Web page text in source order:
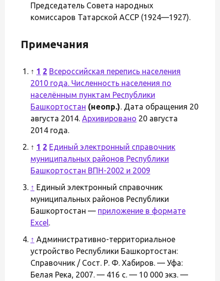
Председатель Совета народных
комиссаров Татарской АССР (1924—1927).
Примечания
↑ 1 2 Всероссийская перепись населения
2010 года. Численность населения по
населённым пунктам Республики
Башкортостан (неопр.). Дата обращения 20
августа 2014. Архивировано 20 августа
2014 года.
↑ 1 2 Единый электронный справочник
муниципальных районов Республики
Башкортостан ВПН-2002 и 2009
↑ Единый электронный справочник
муниципальных районов Республики
Башкортостан — приложение в формате
Excel.
↑ Административно-территориальное
устройство Республики Башкортостан:
Справочник / Сост. Р. Ф. Хабиров. — Уфа:
Белая Река, 2007. — 416 с. — 10 000 экз. —